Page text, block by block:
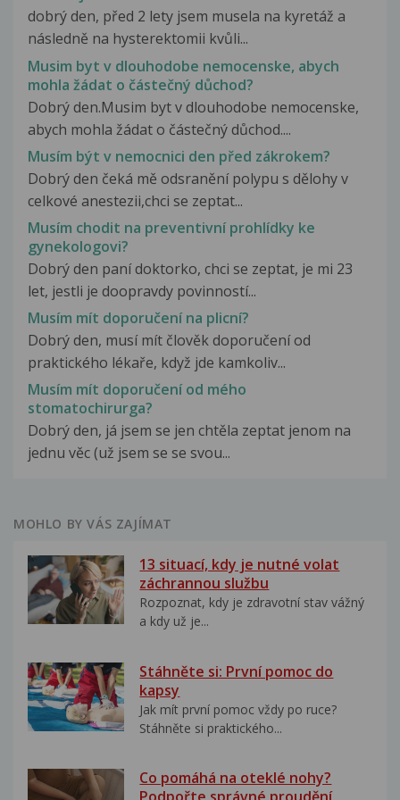
dobrý den, před 2 lety jsem musela na kyretáž a
následně na hysterektomii kvůli...
Musim byt v dlouhodobe nemocenske, abych
mohla žádat o částečný důchod?
Dobrý den.Musim byt v dlouhodobe nemocenske,
abych mohla žádat o částečný důchod....
Musím být v nemocnici den před zákrokem?
Dobrý den čeká mě odsranění polypu s dělohy v
celkové anestezii,chci se zeptat...
Musím chodit na preventivní prohlídky ke
gynekologovi?
Dobrý den paní doktorko, chci se zeptat, je mi 23
let, jestli je doopravdy povinností...
Musím mít doporučení na plicní?
Dobrý den, musí mít člověk doporučení od
praktického lékaře, když jde kamkoliv...
Musím mít doporučení od mého
stomatochirurga?
Dobrý den, já jsem se jen chtěla zeptat jenom na
jednu věc (už jsem se se svou...
MOHLO BY VÁS ZAJÍMAT
13 situací, kdy je nutné volat
záchrannou službu
Rozpoznat, kdy je zdravotní stav vážný
a kdy už je...
Stáhněte si: První pomoc do
kapsy
Jak mít první pomoc vždy po ruce?
Stáhněte si praktického...
Co pomáhá na oteklé nohy?